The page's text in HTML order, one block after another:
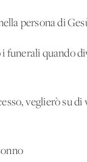
persona di
quando
veglierò su di